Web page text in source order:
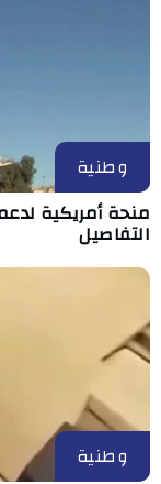
وطنية
منحة أمريكية
التفاصيل
وطنية